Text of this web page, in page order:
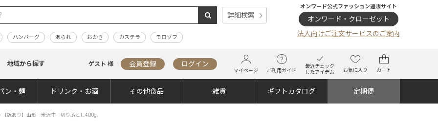
詳細検索
ハンバーグ あられ おかき カステラ モロゾフ
オンワード公式ファッション通販サイト
オンワード・クローゼット
法人向けご注文サービスのご案内
地域から探す ゲスト 様 会員登録 ログイン
マイページ ご利用ガイド
最近チェック
したアイテム
お気に入り カート
ン・麺 ドリンク・お酒 その他食品 雑貨 ギフトカタログ 定期便
【訳あり】山形 米沢牛 切り落とし400g